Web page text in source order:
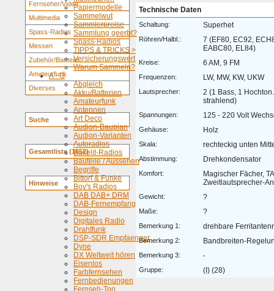
Papiermodelle
Sammelwut
Sammlerpreise
Sammlung geerbt?
Spass-Radios
TIPPS & TRICKS >
Versicherungswert
Warum Sammeln?
A - G
Abgleich
Akku/Batterien
Amateurfunk
Antennen
Art Deco
Audion-Bauplan
Audion-Varianten
Autoradios
Bakelit-Radios
Bauteile / Aussehen
Begriffe
Bittorf & Funke
Boy's Radios
DAB DAB+ DRM
DAB-Fernempfang
Design
Digitales Radio
Drahtfunk
DSP-SDR Empfaenger
Dyne
DX Weltweit hören
Eisenlos
Farbfernsehen
Fernbedienungen
Fernseh-Ton
Fernseher/Video
Multimedia
Spass-Radios
Messen
Zubehör/Bauteile
Amateurfunk
Diverses
Suche
Gesamtliste (1652)
Hinweise
Technische Daten
Schaltung: Superhet
Röhren/Halbl.:
7 (EF80, EC92,
EABC80, EL84)
Kreise: 6 AM, 9 FM
Frequenzen: LW, MW, KW, UKW
Lautsprecher:
2 (1 Bass, 1
strahlend)
Spannungen: 125 - 220 Volt
Gehäuse: Holz
Skala: rechteckig unten
Abstimmung: Drehkondensator
Komfort:
Magischer Fächer,
Zweitlautsprecher-
Gewicht: ?
Maße: ?
Bemerkung 1: drehbare
Bemerkung 2: Bandbreiten-
Bemerkung 3: -
Gruppe: (I) (28)